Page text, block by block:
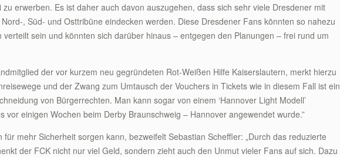
erwerben. Es ist daher auch davon auszugehen, dass sich sehr viele Dresdener mit
, Süd- und Osttribüne eindecken werden. Diese Dresdener Fans könnten so nahezu
verteilt sein und könnten sich darüber hinaus – entgegen den Planungen – frei rund um
der vor kurzem neu gegründeten Rot-Weißen Hilfe Kaiserslautern, merkt hierzu
und der Zwang zum Umtausch der Vouchers in Tickets wie in diesem Fall ist ein
von Bürgerrechten. Man kann sogar von einem ‘Hannover Light Modell’
vor einigen Wochen beim Derby Braunschweig – Hannover angewendet wurde.”
für mehr Sicherheit sorgen kann, bezweifelt Sebastian Scheffler: „Durch das reduzierte
der FCK nicht nur viel Geld, sondern zieht auch den Unmut vieler Fans auf sich. Dazu